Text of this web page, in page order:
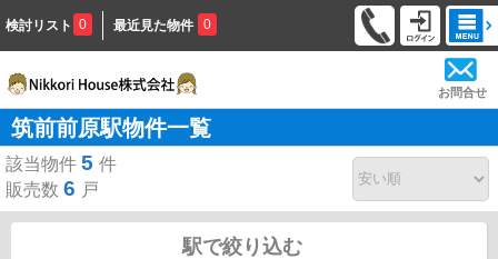
検討リスト 0 最近見た物件 0
お問合せ
筑前前原駅物件一覧
該当物件 5 件
販売数 6 戸
駅で絞り込む